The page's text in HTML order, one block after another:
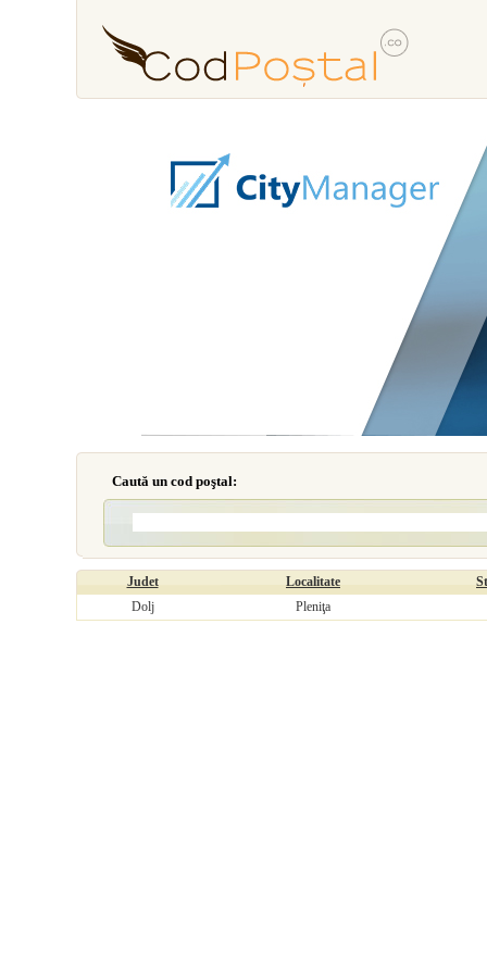
Caută un cod poştal:
Judet Localitate
Dolj
Pleniţa